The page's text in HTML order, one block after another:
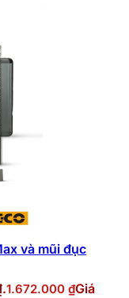
và mũi đục
1.672.000 ₫Giá